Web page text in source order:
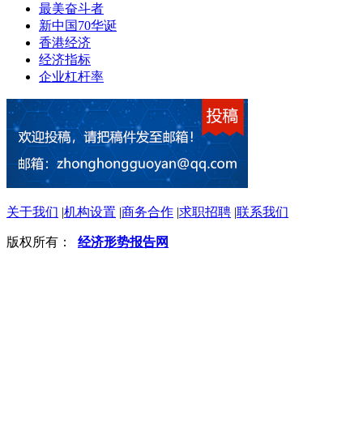
最美奋斗者
新中国70华诞
香港经济
经济指标
企业杠杆率
关于我们 |机构设置 |商务合作 |求职招聘 |联系我们
版权所有： 经济形势报告网